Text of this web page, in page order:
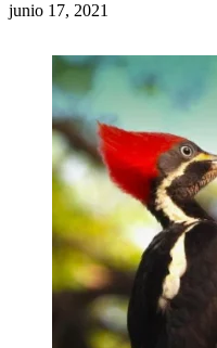
junio 17, 2021